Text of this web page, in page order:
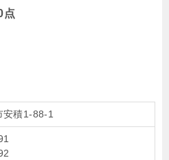
点
安積1-88-1